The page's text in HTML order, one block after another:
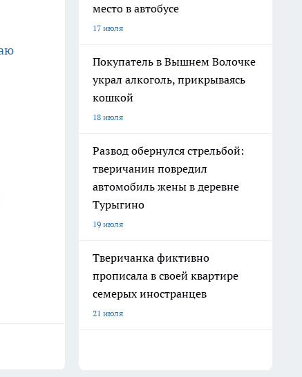
место в автобусе
17 июля
Покупатель в Вышнем Волочке
украл алкоголь, прикрываясь
кошкой
18 июля
Развод обернулся стрельбой:
тверичанин повредил
автомобиль жены в деревне
Турыгино
19 июля
Тверичанка фиктивно
прописала в своей квартире
семерых иностранцев
21 июля